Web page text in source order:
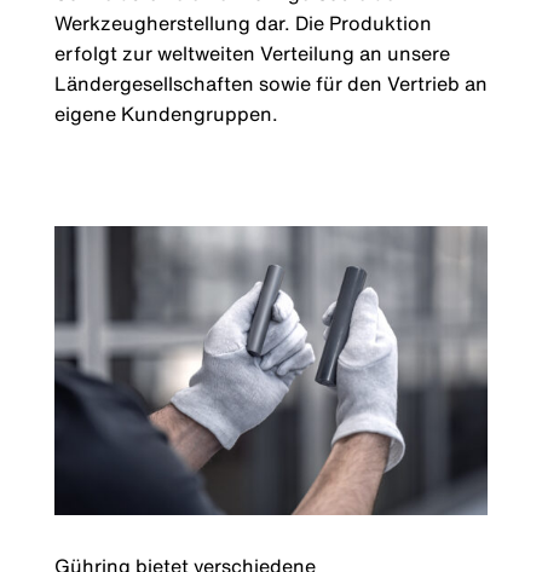
Werkzeugherstellung dar. Die Produktion
erfolgt zur weltweiten Verteilung an unsere
Ländergesellschaften sowie für den Vertrieb an
eigene Kundengruppen.
Gühring bietet verschiedene